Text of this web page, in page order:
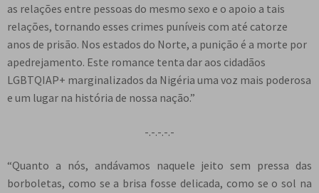
as relações entre pessoas do mesmo sexo e o apoio a tais
relações, tornando esses crimes puníveis com até catorze
anos de prisão. Nos estados do Norte, a punição é a morte por
apedrejamento. Este romance tenta dar aos cidadãos
LGBTQIAP+ marginalizados da Nigéria uma voz mais poderosa
e um lugar na história de nossa nação.”
-.-.-.-.-
“Quanto a nós, andávamos naquele jeito sem pressa das
borboletas, como se a brisa fosse delicada, como se o sol na